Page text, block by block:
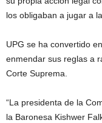
los obligaban a jugar a
UPG se ha convertido
enmendar sus reglas a
Corte Suprema.
“La presidenta de la
la Baronesa Kishwer